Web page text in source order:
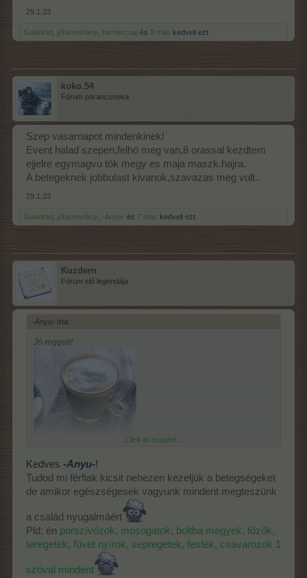
29.1.23
Galadriel jófarmerlány farmercsaj és 8 más kedveli ezt.
koko.54
Fórum parancsnoka
Szep vasarnapot mindenkinek!
Event halad szepen,felhö meg van,8 orassal kezdtem
ejjelre egymagvu tök megy es maja maszk.hajra.
A betegeknek jobbulast kivanok,szavazas meg volt..
29.1.23
Galadriel jófarmerlány -Anyu- és 7 más kedveli ezt.
Kuzdern
Fórum elő legendája
-Anyu- írta: ↑
Jó reggelt!
össze-visznya...
Komolyan! Vége
lehetne már...
Jól mondod Ildikóm! Az uram úgy szenved...Hogy égnek áll a
hajam tőle...37-38 fokos láznál végrendeletet akar írni...
Click to expand...
Kedves -Anyu-!
Tudod mi férfiak kicsit nehezen kezeljük a betegségeket
de amikor egészségesek vagyunk mindent megteszünk
a család nyugalmáért
Pld: én porszívózok, mosogatok, boltba megyek, főzők,
teregetek, füvet nyírok, sepregetek, festek, csavarozok 1
szóval mindent